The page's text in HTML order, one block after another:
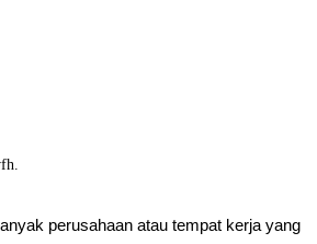
perusahaan atau tempat kerja yang